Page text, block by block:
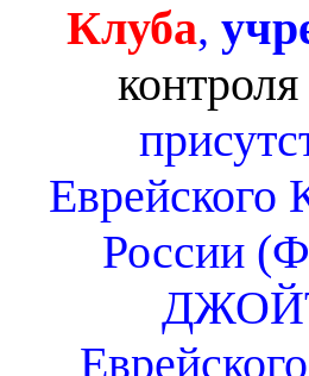
Клуба,
Еврейского
России